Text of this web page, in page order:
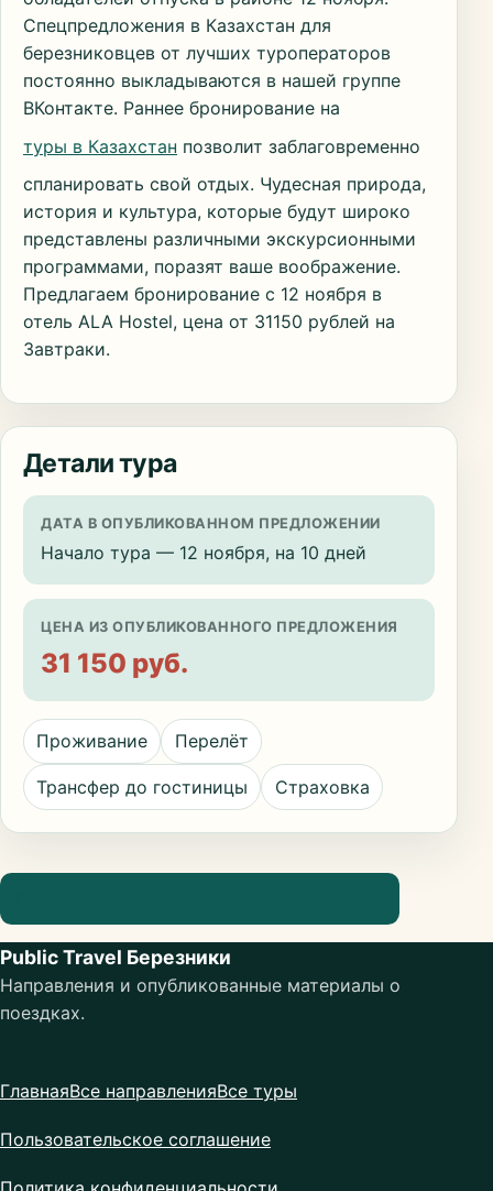
Спецпредложения в Казахстан для
березниковцев от лучших туроператоров
постоянно выкладываются в нашей группе
ВКонтакте. Раннее бронирование на
туры в Казахстан позволит заблаговременно
спланировать свой отдых. Чудесная природа,
история и культура, которые будут широко
представлены различными экскурсионными
программами, поразят ваше воображение.
Предлагаем бронирование с 12 ноября в
отель ALA Hostel, цена от 31150 рублей на
Завтраки.
Детали тура
ДАТА В ОПУБЛИКОВАННОМ ПРЕДЛОЖЕНИИ
Начало тура — 12 ноября, на 10 дней
ЦЕНА ИЗ ОПУБЛИКОВАННОГО ПРЕДЛОЖЕНИЯ
31 150 руб.
Проживание Перелёт
Трансфер до гостиницы Страховка
Public Travel Березники
Направления и опубликованные материалы о
поездках.
ГлавнаяВсе направленияВсе туры
Пользовательское соглашение